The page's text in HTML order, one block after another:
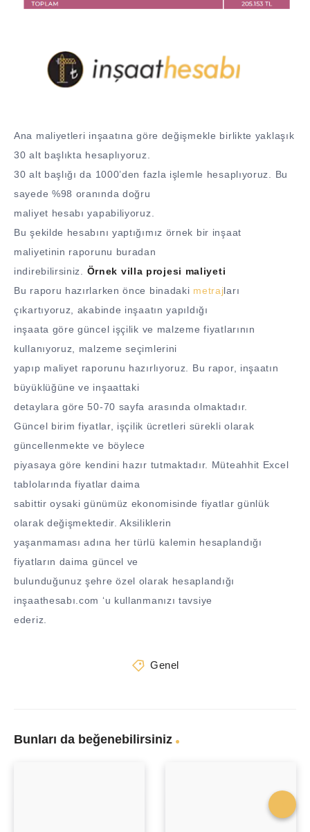
Ana maliyetleri inşaatına göre değişmekle birlikte yaklaşık
30 alt başlıkta hesaplıyoruz.
30 alt başlığı da 1000’den fazla işlemle hesaplıyoruz. Bu
sayede %98 oranında doğru
maliyet hesabı yapabiliyoruz.
Bu şekilde hesabını yaptığımız örnek bir inşaat
maliyetinin raporunu buradan
indirebilirsiniz. Örnek villa projesi maliyeti
Bu raporu hazırlarken önce binadaki metrajları
çıkartıyoruz, akabinde inşaatın yapıldığı
inşaata göre güncel işçilik ve malzeme fiyatlarının
kullanıyoruz, malzeme seçimlerini
yapıp maliyet raporunu hazırlıyoruz. Bu rapor, inşaatın
büyüklüğüne ve inşaattaki
detaylara göre 50-70 sayfa arasında olmaktadır.
Güncel birim fiyatlar, işçilik ücretleri sürekli olarak
güncellenmekte ve böylece
piyasaya göre kendini hazır tutmaktadır. Müteahhit Excel
tablolarında fiyatlar daima
sabittir oysaki günümüz ekonomisinde fiyatlar günlük
olarak değişmektedir. Aksiliklerin
yaşanmaması adına her türlü kalemin hesaplandığı
fiyatların daima güncel ve
bulunduğunuz şehre özel olarak hesaplandığı
inşaathesabı.com ‘u kullanmanızı tavsiye
ederiz.
Genel
Bunları da beğenebilirsiniz